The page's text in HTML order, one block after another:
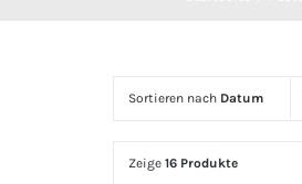
Sortieren nach Datum
Zeige 16 Produkte